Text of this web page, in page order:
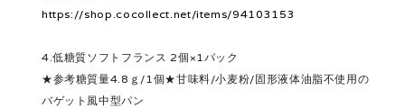
https://shop.cocollect.net/items/94103153
4.低糖質ソフトフランス 2個×1パック
★参考糖質量4.8ｇ/1個★甘味料/小麦粉/固形液体油脂不使用の
バゲット風中型パン